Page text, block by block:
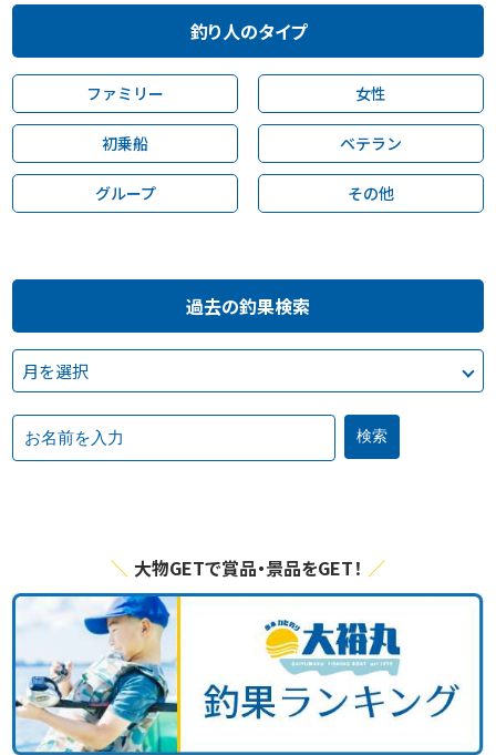
釣り人のタイプ
ファミリー 女性
初乗船 ベテラン
グループ その他
過去の釣果検索
大物GETで賞品・景品をGET！